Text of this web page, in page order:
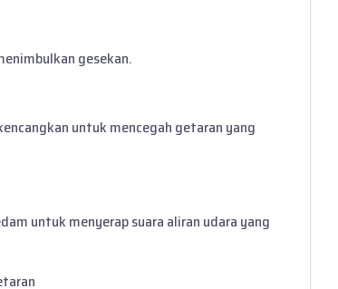
gesekan.
untuk mencegah getaran yang
untuk menyerap suara aliran udara yang